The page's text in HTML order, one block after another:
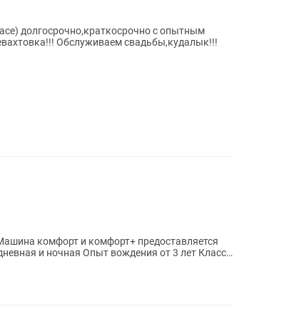
долгосрочно,краткосрочно с опытным
Обслуживаем свадьбы,кудалык!!!